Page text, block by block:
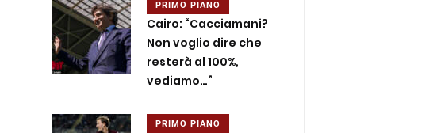
PRIMO PIANO
Cairo: “Cacciamani?
Non voglio dire che
resterà al 100%,
vediamo…”
PRIMO PIANO